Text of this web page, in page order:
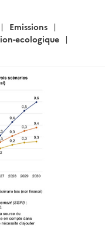
Emissions
ecologique